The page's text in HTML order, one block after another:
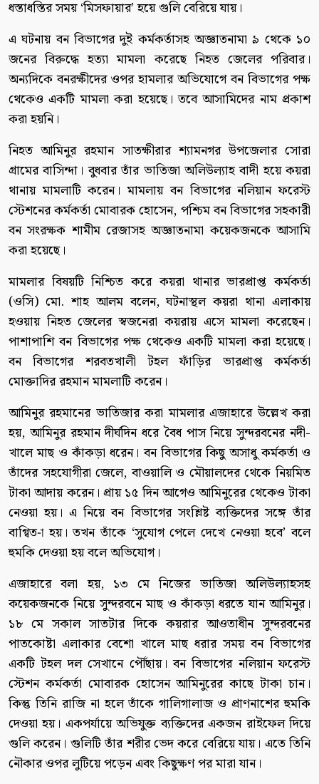
ধস্তাধস্তির সময় ‘মিসফায়ার’ হয়ে গুলি বেরিয়ে যায়।
এ ঘটনায় বন বিভাগের দুই কর্মকর্তাসহ অজ্ঞাতনামা ৯ থেকে ১০
জনের বিরুদ্ধে হত্যা মামলা করেছে নিহত জেলের পরিবার।
অন্যদিকে বনরক্ষীদের ওপর হামলার অভিযোগে বন বিভাগের পক্ষ
থেকেও একটি মামলা করা হয়েছে। তবে আসামিদের নাম প্রকাশ
করা হয়নি।
নিহত আমিনুর রহমান সাতক্ষীরার শ্যামনগর উপজেলার সোরা
গ্রামের বাসিন্দা। বুধবার তাঁর ভাতিজা অলিউল্যাহ বাদী হয়ে কয়রা
থানায় মামলাটি করেন। মামলায় বন বিভাগের নলিয়ান ফরেস্ট
স্টেশনের কর্মকর্তা মোবারক হোসেন, পশ্চিম বন বিভাগের সহকারী
বন সংরক্ষক শামীম রেজাসহ অজ্ঞাতনামা কয়েকজনকে আসামি
করা হয়েছে।
মামলার বিষয়টি নিশ্চিত করে কয়রা থানার ভারপ্রাপ্ত কর্মকর্তা
(ওসি) মো. শাহ আলম বলেন, ঘটনাস্থল কয়রা থানা এলাকায়
হওয়ায় নিহত জেলের স্বজনেরা কয়রায় এসে মামলা করেছেন।
পাশাপাশি বন বিভাগের পক্ষ থেকেও একটি মামলা করা হয়েছে।
বন বিভাগের শরবতখালী টহল ফাঁড়ির ভারপ্রাপ্ত কর্মকর্তা
মোক্তাদির রহমান মামলাটি করেন।
আমিনুর রহমানের ভাতিজার করা মামলার এজাহারে উল্লেখ করা
হয়, আমিনুর রহমান দীর্ঘদিন ধরে বৈধ পাস নিয়ে সুন্দরবনের নদী-
খালে মাছ ও কাঁকড়া ধরেন। বন বিভাগের কিছু অসাধু কর্মকর্তা ও
তাঁদের সহযোগীরা জেলে, বাওয়ালি ও মৌয়ালদের থেকে নিয়মিত
টাকা আদায় করেন। প্রায় ১৫ দিন আগেও আমিনুরের থেকেও টাকা
নেওয়া হয়। এ নিয়ে বন বিভাগের সংশ্লিষ্ট ব্যক্তিদের সঙ্গে তাঁর
বাগ্বিত-া হয়। তখন তাঁকে ‘সুযোগ পেলে দেখে নেওয়া হবে’ বলে
হুমকি দেওয়া হয় বলে অভিযোগ।
এজাহারে বলা হয়, ১৩ মে নিজের ভাতিজা অলিউল্যাহসহ
কয়েকজনকে নিয়ে সুন্দরবনে মাছ ও কাঁকড়া ধরতে যান আমিনুর।
১৮ মে সকাল সাতটার দিকে কয়রার আওতাধীন সুন্দরবনের
পাতকোষ্টা এলাকার বেশো খালে মাছ ধরার সময় বন বিভাগের
একটি টহল দল সেখানে পৌঁছায়। বন বিভাগের নলিয়ান ফরেস্ট
স্টেশন কর্মকর্তা মোবারক হোসেন আমিনুরের কাছে টাকা চান।
কিন্তু তিনি রাজি না হলে তাঁকে গালিগালাজ ও প্রাণনাশের হুমকি
দেওয়া হয়। একপর্যায়ে অভিযুক্ত ব্যক্তিদের একজন রাইফেল দিয়ে
গুলি করেন। গুলিটি তাঁর শরীর ভেদ করে বেরিয়ে যায়। এতে তিনি
নৌকার ওপর লুটিয়ে পড়েন এবং কিছুক্ষণ পর মারা যান।